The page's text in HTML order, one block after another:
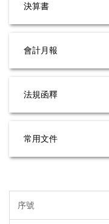
決算書
會計月報
法規函釋
常用文件